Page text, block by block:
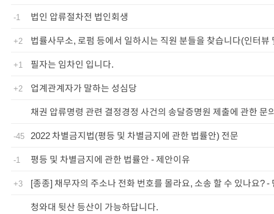
-1 법인 압류절차전 법인회생
+2 법률사무소, 로펌 등에서 일하시는 직원 분들을 찾습니다(인터뷰
+1 필자는 임차인 입니다.
+2
업계관계자가 말하는 성심당
채권 압류명령 관련 결정경정 사건의 송달증명원 제출에 관한 문
-45 2022 차별금지법(평등 및 차별금지에 관한 법률안) 전문
-1 평등 및 차별금지에 관한 법률안 - 제안이유
+3
[종종] 채무자의 주소나 전화 번호를 몰라요, 소송 할 수 있나요? -
청와대 뒷산 등산이 가능하답니다.